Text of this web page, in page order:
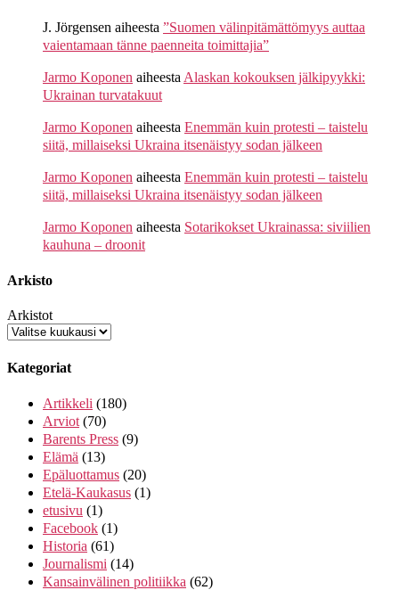
J. Jörgensen aiheesta ”Suomen välinpitämättömyys auttaa
vaientamaan tänne paenneita toimittajia”
Jarmo Koponen aiheesta Alaskan kokouksen jälkipyykki:
Ukrainan turvatakuut
Jarmo Koponen aiheesta Enemmän kuin protesti – taistelu
siitä, millaiseksi Ukraina itsenäistyy sodan jälkeen
Jarmo Koponen aiheesta Enemmän kuin protesti – taistelu
siitä, millaiseksi Ukraina itsenäistyy sodan jälkeen
Jarmo Koponen aiheesta Sotarikokset Ukrainassa: siviilien
kauhuna – droonit
Arkisto
Arkistot
Kategoriat
Artikkeli (180)
Arviot (70)
Barents Press (9)
Elämä (13)
Epäluottamus (20)
Etelä-Kaukasus (1)
etusivu (1)
Facebook (1)
Historia (61)
Journalismi (14)
Kansainvälinen politiikka (62)